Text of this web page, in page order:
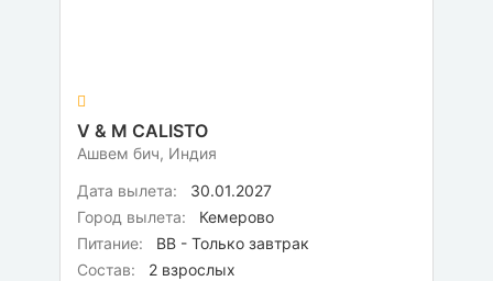
V & M CALISTO
Ашвем бич, Индия
Дата вылета:
30.01.2027
Город вылета:
Кемерово
Питание:
BB - Только завтрак
Состав:
2 взрослых